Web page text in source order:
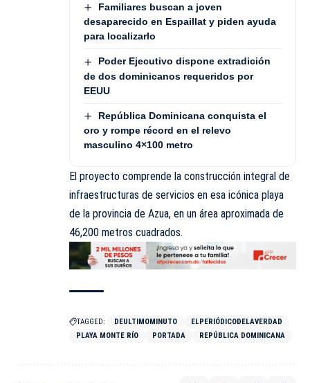
Familiares buscan a joven
desaparecido en Espaillat y piden ayuda
para localizarlo
Poder Ejecutivo dispone extradición
de dos dominicanos requeridos por
EEUU
República Dominicana conquista el
oro y rompe récord en el relevo
masculino 4×100 metro
El proyecto comprende la construcción integral de
infraestructuras de servicios en esa icónica playa
de la provincia de Azua, en un área aproximada de
46,200 metros cuadrados.
TAGGED: DEULTIMOMINUTO
ELPERIÓDICODELAVERDAD
PLAYA MONTE RÍO
PORTADA REPÚBLICA DOMINICANA